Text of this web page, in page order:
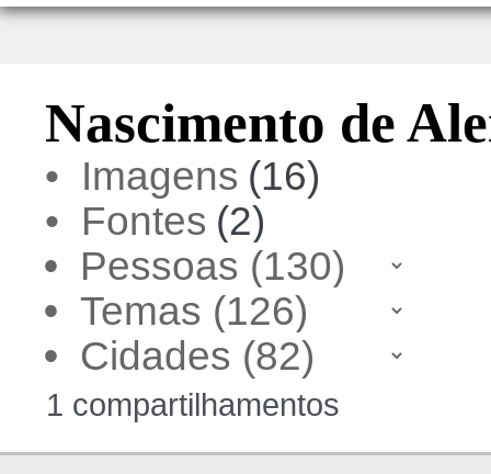
Nascimento de
• Imagens(16)
• Fontes(2)
•
•
•
1 compartilhamentos